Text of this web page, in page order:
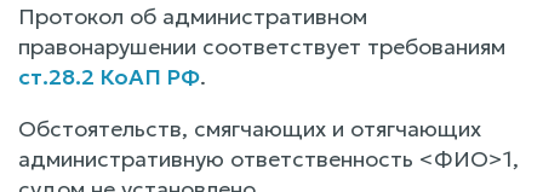
Протокол об административном
правонарушении соответствует требованиям
ст.28.2 КоАП РФ.
Обстоятельств, смягчающих и отягчающих
административную ответственность <ФИО>1,